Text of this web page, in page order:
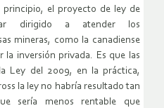
principio, el proyecto de ley de
dirigido a atender los
mineras, como la canadiense
la inversión privada. Es que las
Ley del 2009, en la práctica,
la ley no habría resultado tan
sería menos rentable que